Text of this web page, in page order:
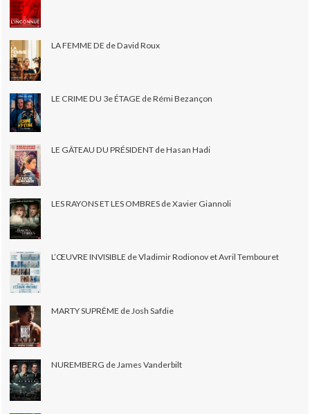
LA FEMME DE de David Roux
LE CRIME DU 3e ÉTAGE de Rémi Bezançon
LE GÂTEAU DU PRÉSIDENT de Hasan Hadi
LES RAYONS ET LES OMBRES de Xavier Giannoli
L’ŒUVRE INVISIBLE de Vladimir Rodionov et Avril Tembouret
MARTY SUPRÊME de Josh Safdie
NUREMBERG de James Vanderbilt